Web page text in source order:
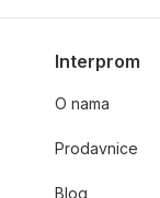
Interprom
O nama
Prodavnice
Blog